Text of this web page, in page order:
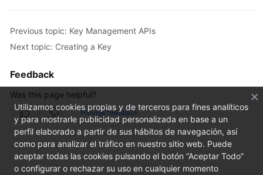
API
SDK
Reference
FAQs
Videos
Previous topic: Key Management APIs
Next topic: Creating a Key
Feedback
Was this page helpful?
Provide feedback
Utilizamos cookies propias y de terceros para fines analíticos
y para mostrarle publicidad personalizada en base a un
perfil elaborado a partir de sus hábitos de navegación, así
como para analizar el tráfico en nuestro sitio web. Puede
aceptar todas las cookies pulsando el botón “Aceptar Todo”
o configurar o rechazar su uso en cualquier momento